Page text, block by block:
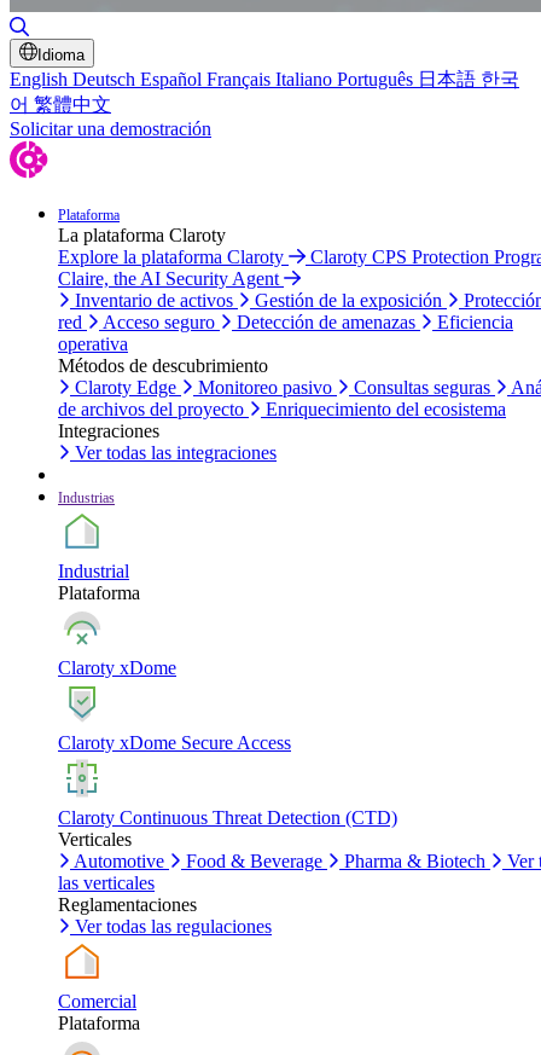
Idioma
English Deutsch Español Français Italiano Português 日本語 한국
어 繁體中文
Solicitar una demostración
Plataforma
La plataforma Claroty
Explore la plataforma Claroty
Claroty CPS Protection
Claire, the AI Security Agent
Inventario de activos
Gestión de la exposición
red
Acceso seguro Detección de amenazas
Eficiencia
operativa
Métodos de descubrimiento
Claroty Edge
Monitoreo pasivo Consultas seguras
de archivos del proyecto
Enriquecimiento del ecosistema
Integraciones
Ver todas las integraciones
Industrias
Industrial
Plataforma
Claroty xDome
Claroty xDome Secure Access
Claroty Continuous Threat Detection (CTD)
Verticales
Automotive
Food & Beverage Pharma & Biotech
Ver
las verticales
Reglamentaciones
Ver todas las regulaciones
Comercial
Plataforma